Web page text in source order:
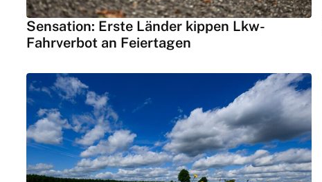
Sensation: Erste Länder kippen Lkw-
Fahrverbot an Feiertagen